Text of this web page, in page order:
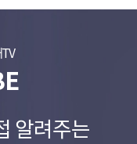
알려주는